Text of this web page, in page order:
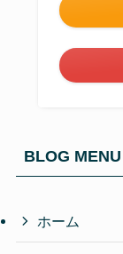
BLOG MENU
ホーム